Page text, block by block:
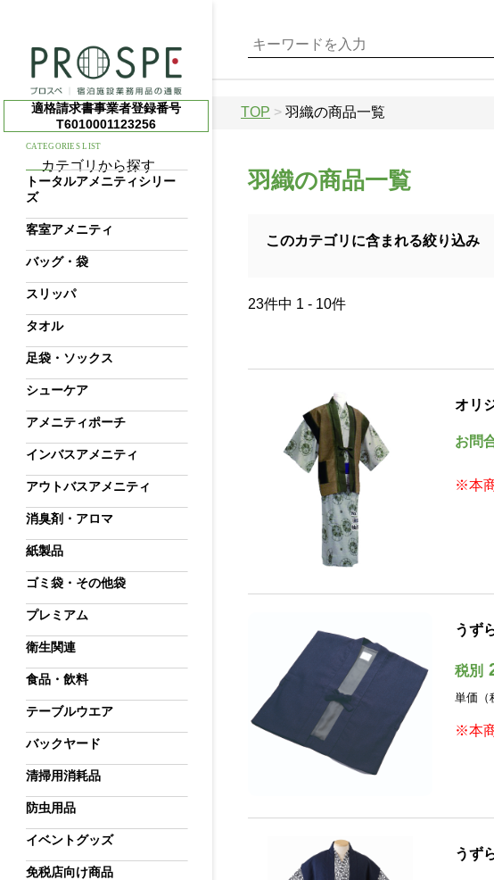
適格請求書事業者登録番号
T6010001123256
CATEGORIES LIST
カテゴリから探す
トータルアメニティシリー
ズ
客室アメニティ
バッグ・袋
スリッパ
タオル
足袋・ソックス
シューケア
アメニティポーチ
インバスアメニティ
アウトバスアメニティ
消臭剤・アロマ
紙製品
ゴミ袋・その他袋
プレミアム
衛生関連
食品・飲料
テーブルウエア
バックヤード
清掃用消耗品
防虫用品
イベントグッズ
免税店向け商品
TOP > 羽織の商品一覧
羽織の商品一覧
このカテゴリに含まれる絞り込み
23件中 1 - 10件
オリ
お問
※本
うず
税別
単価
※本
うず